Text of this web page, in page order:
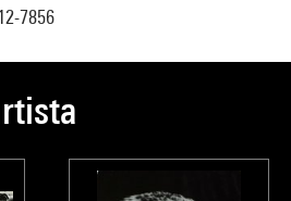
7856